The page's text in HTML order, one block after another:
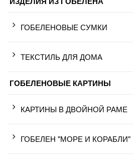
ГОБЕЛЕНОВЫЕ СУМКИ
ТЕКСТИЛЬ ДЛЯ ДОМА
ГОБЕЛЕНОВЫЕ КАРТИНЫ
КАРТИНЫ В ДВОЙНОЙ РАМЕ
ГОБЕЛЕН "МОРЕ И КОРАБЛИ"